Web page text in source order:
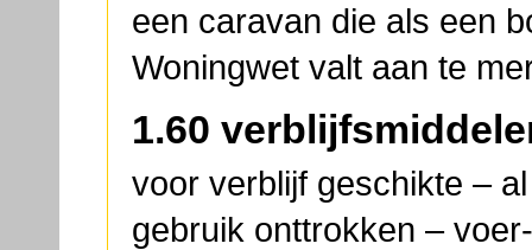
een caravan die als een
Woningwet valt aan te
1.60
voor verblijf geschikte –
gebruik onttrokken –